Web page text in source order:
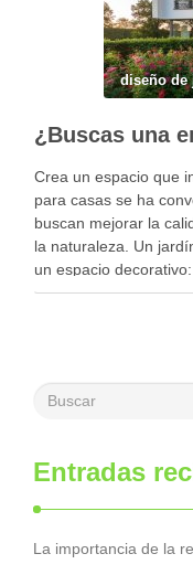
diseño de
Crea un espacio que
para casas se ha
buscan mejorar la
la naturaleza. Un
un espacio
…
Entradas
La importancia de la